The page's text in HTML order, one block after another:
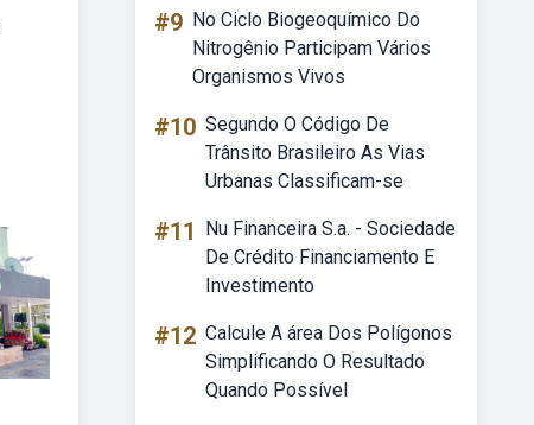
#9 No Ciclo Biogeoquímico Do
Nitrogênio Participam Vários
Organismos Vivos
#10 Segundo O Código De
Trânsito Brasileiro As Vias
Urbanas Classificam-se
#11
Nu Financeira S.a. - Sociedade
De Crédito Financiamento E
Investimento
#12 Calcule A área Dos Polígonos
Simplificando O Resultado
Quando Possível